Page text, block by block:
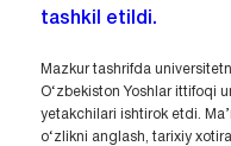
tashkil etildi.
Mazkur tashrifda
O‘zbekiston Yoshlar ittifoqi
yetakchilari ishtirok etdi.
o‘zlikni anglash, tarixiy